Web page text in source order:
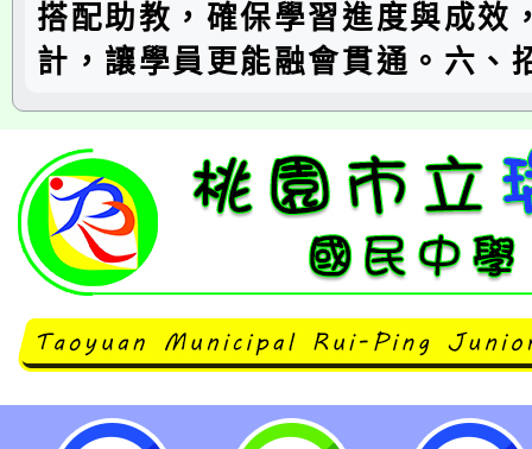
搭配助教，確保學習進度與成效
計，讓學員更能融會貫通。六、
轉知社團法人中華民國應用商業管